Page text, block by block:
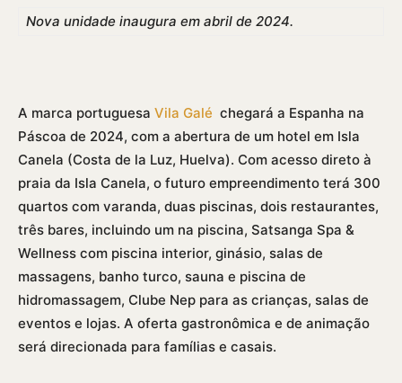
Nova unidade inaugura em abril de 2024.
A marca portuguesa Vila Galé chegará a Espanha na
Páscoa de 2024, com a abertura de um hotel em Isla
Canela (Costa de la Luz, Huelva). Com acesso direto à
praia da Isla Canela, o futuro empreendimento terá 300
quartos com varanda, duas piscinas, dois restaurantes,
três bares, incluindo um na piscina, Satsanga Spa &
Wellness com piscina interior, ginásio, salas de
massagens, banho turco, sauna e piscina de
hidromassagem, Clube Nep para as crianças, salas de
eventos e lojas. A oferta gastronômica e de animação
será direcionada para famí­lias e casais.